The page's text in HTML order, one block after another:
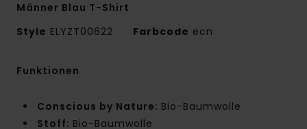
Männer Blau T-Shirt
Style ELYZT00622 Farbcode ecn
Funktionen
Conscious by Nature: Bio-Baumwolle
Stoff: Bio-Baumwolle